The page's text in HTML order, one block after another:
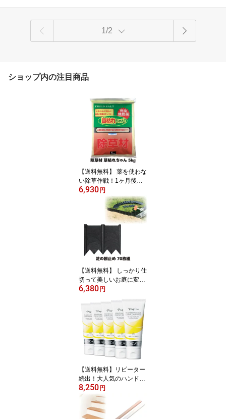
1/2
ショップ内の注目商品
【送料無料】 薬を使わな
い除草作戦！1ヶ月後が
違う 安心 安全 除草 雑草
取り お盆 お墓 お墓参り
ガーデニング 日本製 ●除
草材 草枯れちゃん 5kg
6,930 円
【送料無料】 しっかり仕
切って美しいお庭に変身
花壇 ブロック フェンス
土留め 仕切り 囲い 根止
め 芝生 ガーデニング 園
芸 畑 農作業 雑草対策 簡
単設置 柵 連結式 日本製
●芝の根止め 70枚組
6,380 円
【送料無料】リピーター
続出！大人気のハンドク
リーム 手の美容液 保湿
効果 乾燥 対策 うるおい
アカギレ ひびわれ コラ
ーゲン ヒアルロン酸配合
8,250 円